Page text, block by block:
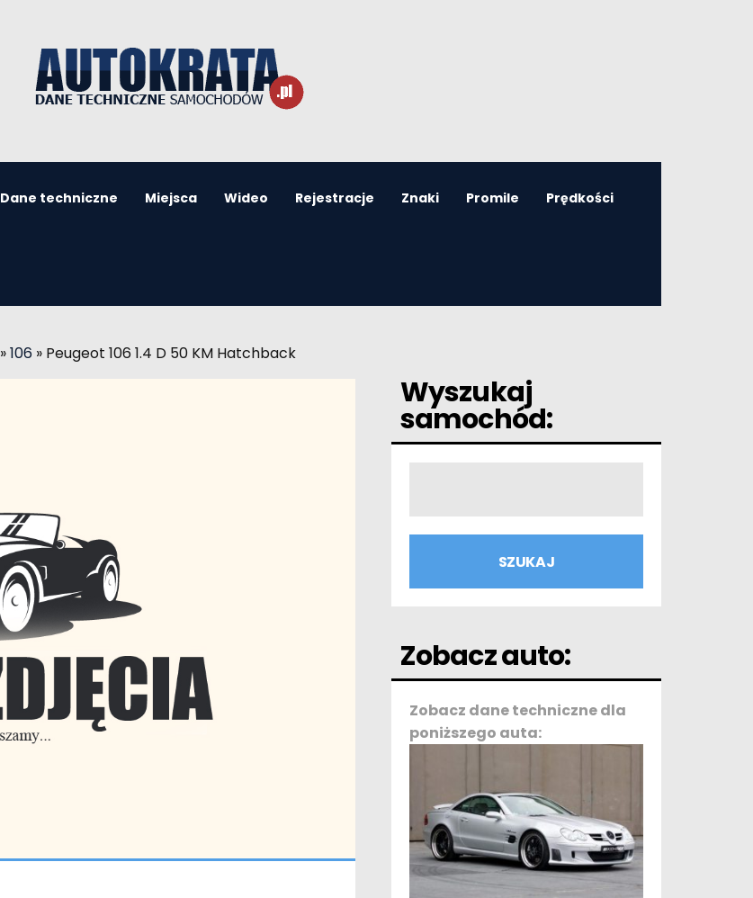
Dane techniczne Miejsca Wideo Rejestracje Znaki Promile Prędkości
»106 » Peugeot 106 1.4 D 50 KM Hatchback
Wyszukaj
samochód:
Zobacz auto:
Zobacz dane techniczne dla
poniższego auta: